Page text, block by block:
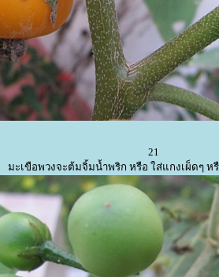
21
มะเขือพวงจะต้มจิ้มน้ำพริก หรือ ใส่แกงเผ็ดๆ ห